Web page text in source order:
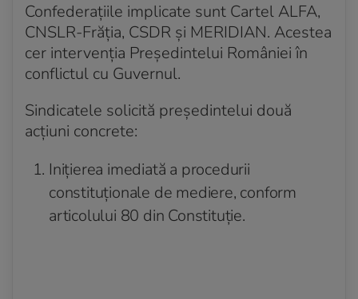
Confederațiile implicate sunt Cartel ALFA,
CNSLR-Frăția, CSDR și MERIDIAN. Acestea
cer intervenția Președintelui României în
conflictul cu Guvernul.
Sindicatele solicită președintelui două
acțiuni concrete:
Inițierea imediată a procedurii
constituționale de mediere, conform
articolului 80 din Constituție.